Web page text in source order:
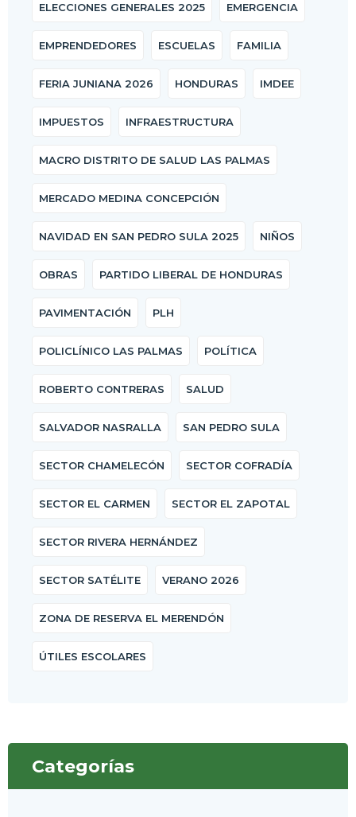
ELECCIONES GENERALES 2025 EMERGENCIA
EMPRENDEDORES ESCUELAS FAMILIA
FERIA JUNIANA 2026 HONDURAS IMDEE
IMPUESTOS INFRAESTRUCTURA
MACRO DISTRITO DE SALUD LAS PALMAS
MERCADO MEDINA CONCEPCIÓN
NAVIDAD EN SAN PEDRO SULA 2025 NIÑOS
OBRAS PARTIDO LIBERAL DE HONDURAS
PAVIMENTACIÓN PLH
POLICLÍNICO LAS PALMAS POLÍTICA
ROBERTO CONTRERAS SALUD
SALVADOR NASRALLA SAN PEDRO SULA
SECTOR CHAMELECÓN SECTOR COFRADÍA
SECTOR EL CARMEN SECTOR EL ZAPOTAL
SECTOR RIVERA HERNÁNDEZ
SECTOR SATÉLITE VERANO 2026
ZONA DE RESERVA EL MERENDÓN
ÚTILES ESCOLARES
Categorías